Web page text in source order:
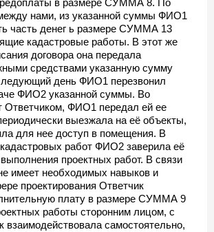
нами, из указанной суммы ФИО1
часть денег ь размере СУММА 13
кадастровые работы. В этот же
договора она передала
средствами указанную сумму
день ФИО1 перезвонил
ФИО2 указанной суммы. Во
Ответчиком, ФИО1 передал ей ее
выезжала на её объекты,
для нее доступ в помещения. В
работ ФИО2 заверила её
проектных работ. В связи
имеет необходимых навыков и
проектирования Ответчик
плату в размере СУММА 9
работы сторонним лицом, с
взаимодействовала самостоятельно,